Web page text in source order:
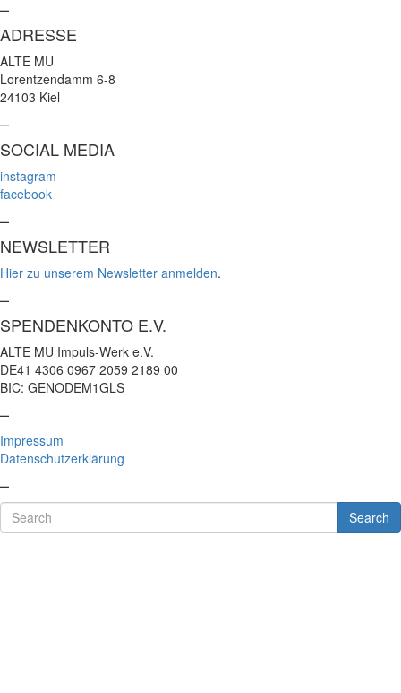
–
ADRESSE
ALTE MU
Lorentzendamm 6-8
24103 Kiel
–
SOCIAL MEDIA
instagram
facebook
–
NEWSLETTER
Hier zu unserem Newsletter anmelden.
–
SPENDENKONTO E.V.
ALTE MU Impuls-Werk e.V.
DE41 4306 0967 2059 2189 00
BIC: GENODEM1GLS
–
Impressum
Datenschutzerklärung
–
Search